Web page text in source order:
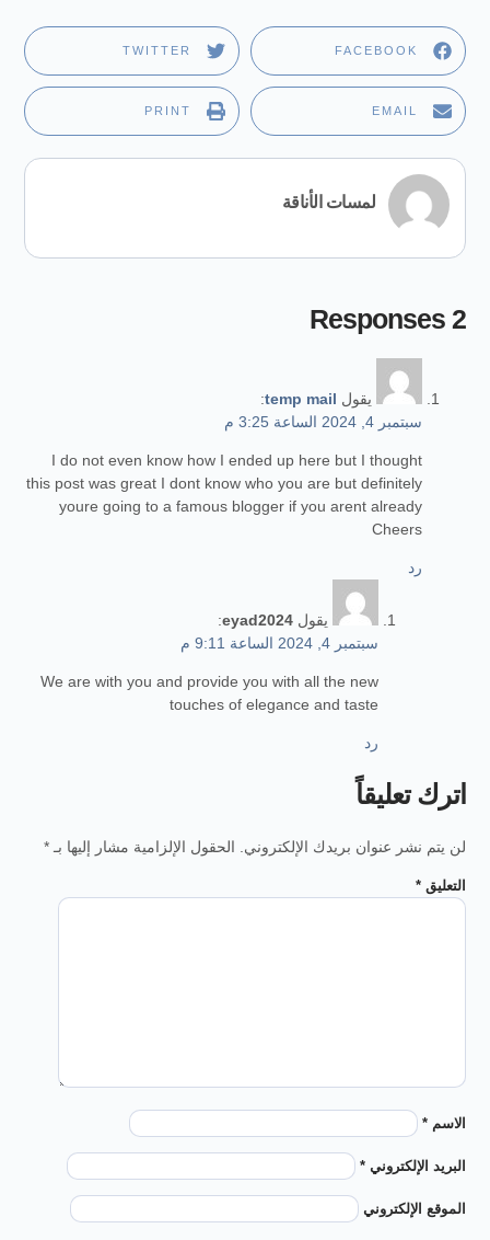
FACEBOOK
TWITTER
EMAIL
PRINT
لمسات الأناقة
2 Responses
يقول temp mail
:
سبتمبر 4, 2024 الساعة 3:25 م
I do not even know how I ended up here but I thought
this post was great I dont know who you are but definitely
youre going to a famous blogger if you arent already
Cheers
رد
يقول eyad2024
:
سبتمبر 4, 2024 الساعة 9:11 م
We are with you and provide you with all the new
touches of elegance and taste
رد
اترك تعليقاً
لن يتم نشر عنوان بريدك الإلكتروني. الحقول الإلزامية مشار إليها بـ *
التعليق *
الاسم *
البريد الإلكتروني *
الموقع الإلكتروني